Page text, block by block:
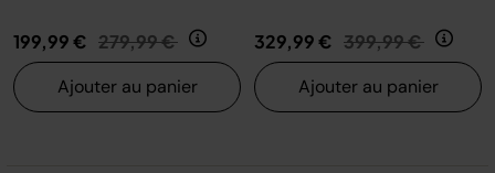
199,99 € Prix réduit de
279,99 € au
Ajouter au panier
329,99 € Prix réduit de
399,99 € au
Ajouter au panier